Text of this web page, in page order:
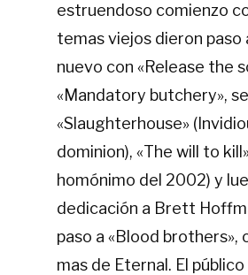
estruendoso comienzo
temas viejos dieron paso
nuevo con «Release the
«Mandatory butchery»,
«Slaughterhouse»
dominion), «The will to
homónimo del 2002) y
dedicación a Brett
paso a «Blood brothers»,
mas de Eternal. El